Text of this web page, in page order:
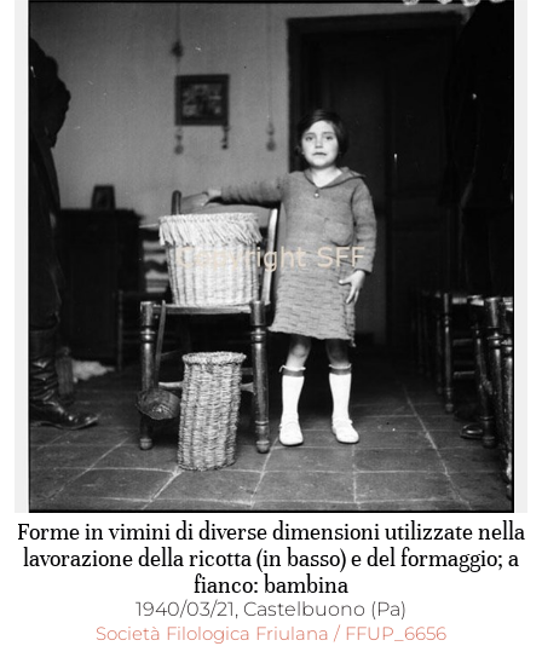
Forme in vimini di diverse dimensioni utilizzate nella
lavorazione della ricotta (in basso) e del formaggio; a
fianco: bambina
1940/03/21, Castelbuono (Pa)
Società Filologica Friulana / FFUP_6656